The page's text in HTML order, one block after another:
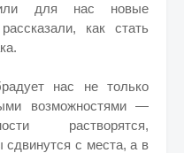
для нас новые
как стать
нас не только
возможностями —
растворятся,
сдвинутся с места, а в